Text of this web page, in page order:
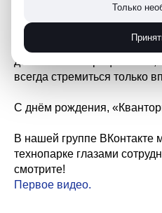
«Кванториум» в Томской
От всей нашей дружной
дальнейшего процветания,
всегда стремиться только
С днём рождения,
В нашей группе ВКонтакте
технопарке глазами
смотрите!
Первое видео.
Только